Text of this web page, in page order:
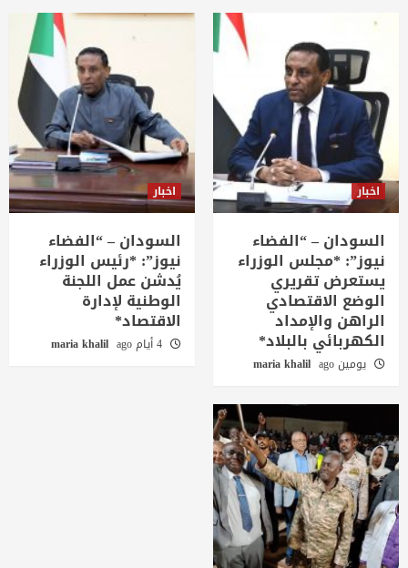
اخبار
السودان – “الفضاء
نيوز”: *مجلس الوزراء
يستعرض تقريري
الوضع الاقتصادي
الراهن والإمداد
الكهربائي بالبلاد*
يومين ago maria khalil
اخبار
السودان – “الفضاء
نيوز”: *رئيس الوزراء
يُدشن عمل اللجنة
الوطنية لإدارة
الاقتصاد*
4 أيام ago maria khalil